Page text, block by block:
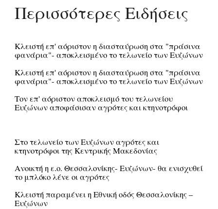
Περισσότερες Ειδήσεις
Κλειστή επ' αόριστον η διασταύρωση στα "πράσινα
φανάρια"- αποκλεισμένο το τελωνείο των Ευζώνων
Κλειστή επ' αόριστον η διασταύρωση στα "πράσινα
φανάρια"- αποκλεισμένο το τελωνείο των Ευζώνων
Τον επ' αόριστον αποκλεισμό του τελωνείου
Ευζώνων αποφάσισαν αγρότες και κτηνοτρόφοι
Στο τελωνείο των Ευζώνων αγρότες και
κτηνοτρόφοι της Κεντρικής Μακεδονίας
Ανοικτή η ε.ο. Θεσσαλονίκης- Ευζώνων- θα ενισχυθεί
το μπλόκο λένε οι αγρότες
Κλειστή παραμένει η Εθνική οδός Θεσσαλονίκης –
Ευζώνων